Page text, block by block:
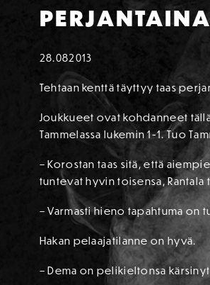
28.082013
Tehtaan kenttä täyttyy taas
Joukkueet ovat kohdanneet
Tammelassa lukemin 1-1. Tuo
– Korostan taas sitä, että
tuntevat hyvin toisensa, Rantala
– Varmasti hieno tapahtuma on
Hakan pelaajatilanne on hyvä.
– Dema on pelikieltonsa